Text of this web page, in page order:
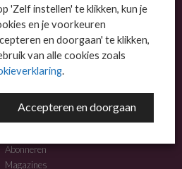
voor IT-dienstverleners met MKB-focus.
MEER INFO
Abonneren
Magazines
'Zelf instellen' te klikken, kun je
en je voorkeuren
en doorgaan' te klikken,
van alle cookies zoals
.
Accepteren en doorgaan